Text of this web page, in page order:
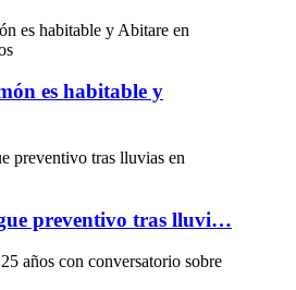
es habitable y
preventivo tras lluvi…